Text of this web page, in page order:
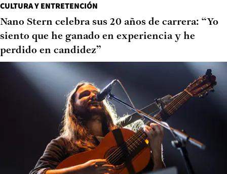
CULTURA Y ENTRETENCIÓN
Nano Stern celebra sus 20 años de carrera: “Yo
siento que he ganado en experiencia y he
perdido en candidez”